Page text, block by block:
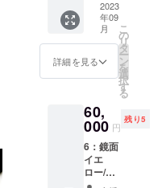
ンレス
色.イエ
ド色.ピ
ンク
ｍ×縦28
ｃｍ×厚
み10ｃ
材：時
計本体/
ティー
ル
キャリ
ング
ケース/
合皮 ・
バッグ
・数
量：1
・商品
サイ
ｃｍ
（リュ
ーズ含
まず）×
厚み1ｃ
ｍ×ラグ
３．時
計ケー
ス、ダ
イアル
＆針
プ
作マ
ニュア
ル
・商品
ジャン
ル（手
巻き時
計組立
てキッ
内容
１．必
要な工
具一
式
2023
年09
月
詳細を見る
こ
の
リ
タ
ー
ン
を
選
択
す
る
60,
000 円
残り5
6：鏡面
イエ
ロー/白